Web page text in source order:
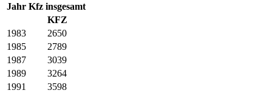
Jahr Kfz insgesamt
KFZ
1983
2650
1985
2789
1987
3039
1989
3264
1991
3598